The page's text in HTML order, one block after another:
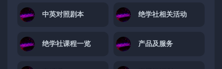
中英对照剧本 绝学社相关活动
绝学社课程一览 产品及服务